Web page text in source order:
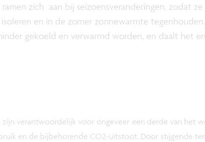
ramen zich aan bij seizoensveranderingen, zodat
en in de zomer zonnewarmte
gekoeld en verwarmd worden, en daalt het
zijn verantwoordelijk voor ongeveer een derde van het
en de bijbehorende CO2-uitstoot. Door stijgende